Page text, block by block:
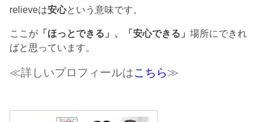
relieveは安心という意味です。
ここが 「ほっとできる」、「安心できる」場所にできれ
ばと思っています。
≪詳しいプロフィールはこちら≫